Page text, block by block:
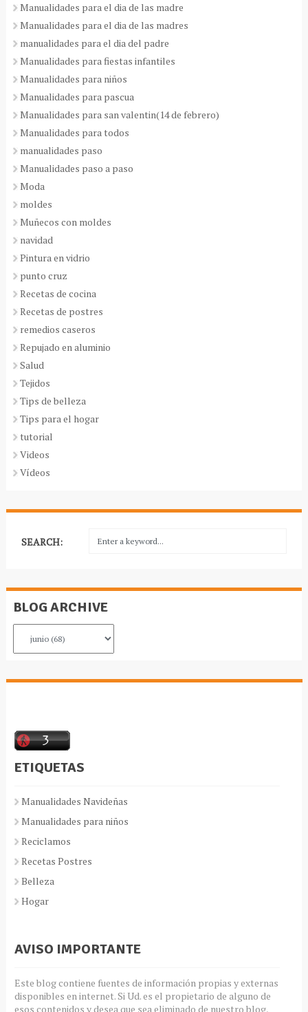
Manualidades para el dia de las madre
Manualidades para el dia de las madres
manualidades para el dia del padre
Manualidades para fiestas infantiles
Manualidades para niños
Manualidades para pascua
Manualidades para san valentin(14 de febrero)
Manualidades para todos
manualidades paso
Manualidades paso a paso
Moda
moldes
Muñecos con moldes
navidad
Pintura en vidrio
punto cruz
Recetas de cocina
Recetas de postres
remedios caseros
Repujado en aluminio
Salud
Tejidos
Tips de belleza
Tips para el hogar
tutorial
Videos
Vídeos
SEARCH:
BLOG ARCHIVE
ETIQUETAS
Manualidades Navideñas
Manualidades para niños
Reciclamos
Recetas Postres
Belleza
Hogar
AVISO IMPORTANTE
Este blog contiene fuentes de información propias y externas
disponibles en internet. Si Ud. es el propietario de alguno de
esos contenidos y desea que sea eliminado de nuestro blog,